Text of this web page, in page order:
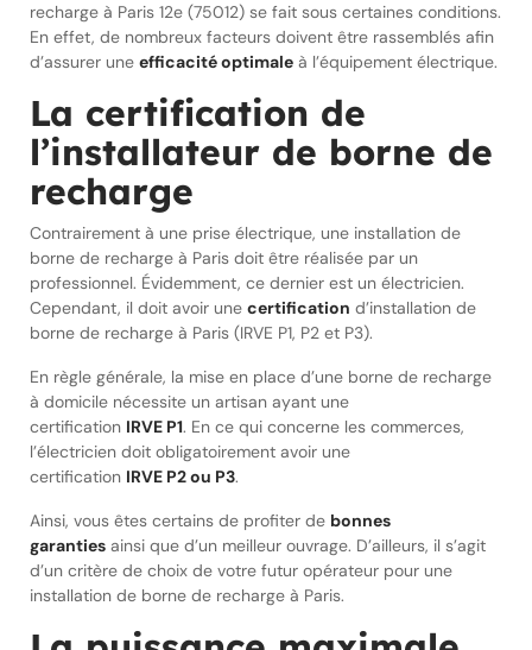
recharge à Paris 12e (75012) se fait sous certaines conditions.
En effet, de nombreux facteurs doivent être rassemblés afin
d’assurer une efficacité optimale à l’équipement électrique.
La certification de
l’installateur de borne de
recharge
Contrairement à une prise électrique, une installation de
borne de recharge à Paris doit être réalisée par un
professionnel. Évidemment, ce dernier est un électricien.
Cependant, il doit avoir une certification d’installation de
borne de recharge à Paris (IRVE P1, P2 et P3).
En règle générale, la mise en place d’une borne de recharge
à domicile nécessite un artisan ayant une
certification IRVE P1. En ce qui concerne les commerces,
l’électricien doit obligatoirement avoir une
certification IRVE P2 ou P3.
Ainsi, vous êtes certains de profiter de bonnes
garanties ainsi que d’un meilleur ouvrage. D’ailleurs, il s’agit
d’un critère de choix de votre futur opérateur pour une
installation de borne de recharge à Paris.